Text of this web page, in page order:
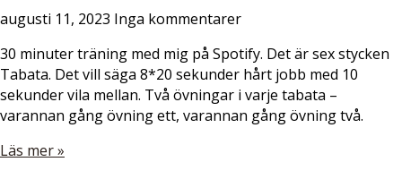
augusti 11, 2023 Inga kommentarer
30 minuter träning med mig på Spotify. Det är sex stycken
Tabata. Det vill säga 8*20 sekunder hårt jobb med 10
sekunder vila mellan. Två övningar i varje tabata –
varannan gång övning ett, varannan gång övning två.
Läs mer »